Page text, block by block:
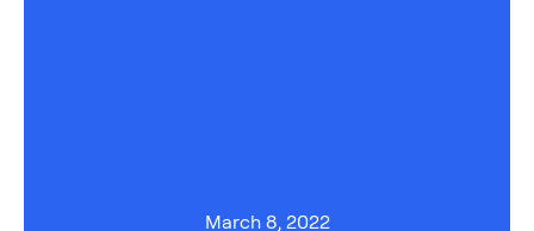
March 8, 2022